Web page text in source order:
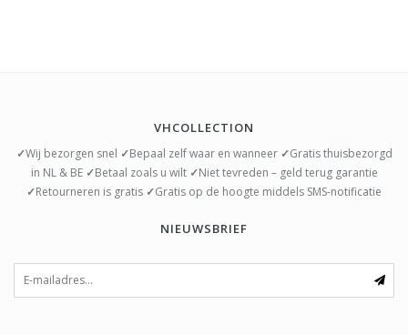
VHCOLLECTION
✓Wij bezorgen snel ✓Bepaal zelf waar en wanneer ✓Gratis thuisbezorgd
in NL & BE ✓Betaal zoals u wilt ✓Niet tevreden – geld terug garantie
✓Retourneren is gratis ✓Gratis op de hoogte middels SMS-notificatie
NIEUWSBRIEF